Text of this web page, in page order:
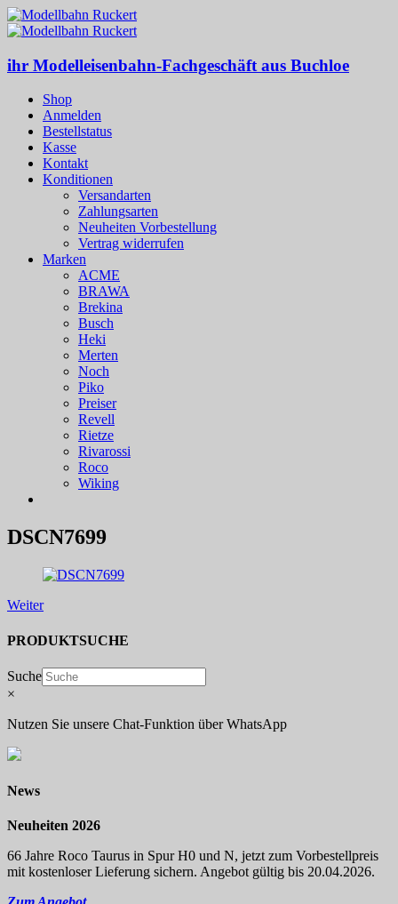
ihr Modelleisenbahn-Fachgeschäft aus Buchloe
Shop
Anmelden
Bestellstatus
Kasse
Kontakt
Konditionen
Versandarten
Zahlungsarten
Neuheiten Vorbestellung
Vertrag widerrufen
Marken
ACME
BRAWA
Brekina
Busch
Heki
Merten
Noch
Piko
Preiser
Revell
Rietze
Rivarossi
Roco
Wiking
DSCN7699
Weiter
PRODUKTSUCHE
Suche
×
Nutzen Sie unsere Chat-Funktion über WhatsApp
News
Neuheiten 2026
66 Jahre Roco Taurus in Spur H0 und N, jetzt zum Vorbestellpreis
mit kostenloser Lieferung sichern. Angebot gültig bis 20.04.2026.